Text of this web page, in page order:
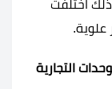
ذلك اختلفت
علوية.
التجارية